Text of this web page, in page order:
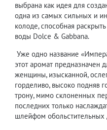
выбрана как идея для
одна из самых сильных и
колоде, способная
воды Dolce & Gabbana.
Уже одно название
этот аромат предназначен
женщины, изысканной,
горделиво, высоко подняв
трону, мимо склоненных
последних только
шлейфом обольстительных